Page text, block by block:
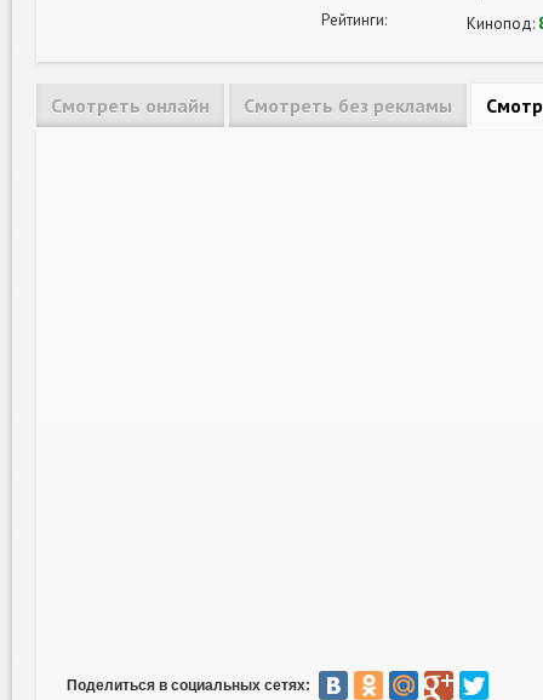
Рейтинги:
Кинопод:
Смотреть онлайн Смотреть без рекламы
Поделиться в социальных сетях: